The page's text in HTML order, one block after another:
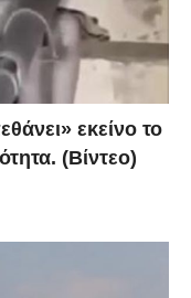
εκείνο το
(Βίντεο)